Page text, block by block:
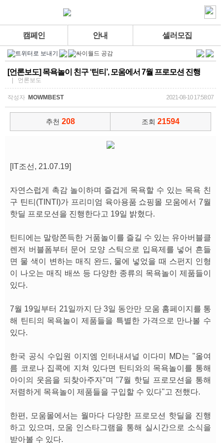
캠페인 안내 셀러모집
[언론보도] 목욕놀이 친구 ‘틴티’, 모움에서 7월 프로모션 진행
| 언론보도
작성자 MOWMBEST 2021-08-10 17:58:07
추천 208 조회 21594
[IT조선, 21.07.19]
자연스럽게 촉감 놀이하며 즐겁게 목욕할 수 있는 목욕 친
구 틴티(TINTI)가 프리미엄 육아용품 쇼핑몰 모움에서 7월
핫딜 프로모션을 진행한다고 19일 밝혔다.
틴티에는 말랑쫀득한 거품놀이를 즐길 수 있는 유아버블클
렌저 버블폼부터 문어 모양 스틱으로 입욕제를 넣어 흔들
면 물 색이 변하는 매직 완드, 물에 넣었을 때 스펀지 인형
이 나오는 매직 배쓰 등 다양한 종류의 목욕놀이 제품들이
있다.
7월 19일부터 21일까지 단 3일 동안만 모움 홈페이지를 통
해 틴티의 목욕놀이 제품들을 특별한 가격으로 만나볼 수
있다.
한국 공식 수입원 이지엠 인터내셔널 이다미 MD는 "올여
름 코로나 집콕에 지쳐 있다면 틴티와의 목욕놀이를 통해
아이의 웃음을 되찾아주자"며 "7월 핫딜 프로모션을 통해
저렴하게 목욕놀이 제품들을 구입할 수 있다"고 전했다.
한편, 모움몰에서는 월마다 다양한 프로모션 핫딜을 진행
하고 있으며, 모움 인스타그램을 통해 실시간으로 소식을
받아볼 수 있다.